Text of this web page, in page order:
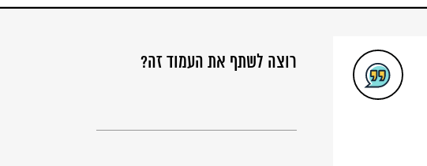
רוצה לשתף את העמוד זה?